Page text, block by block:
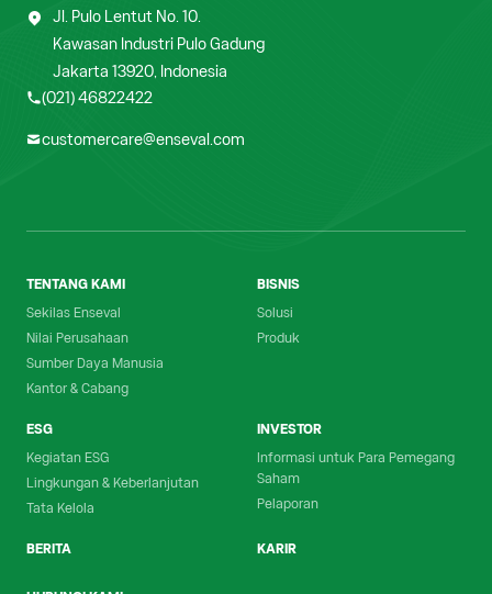
Jl. Pulo Lentut No. 10.
Kawasan Industri Pulo Gadung
Jakarta 13920, Indonesia
(021) 46822422
customercare@enseval.com
TENTANG KAMI
Sekilas Enseval
Nilai Perusahaan
Sumber Daya Manusia
Kantor & Cabang
BISNIS
Solusi
Produk
ESG
Kegiatan ESG
Lingkungan & Keberlanjutan
Tata Kelola
INVESTOR
Informasi untuk Para Pemegang
Saham
Pelaporan
BERITA KARIR